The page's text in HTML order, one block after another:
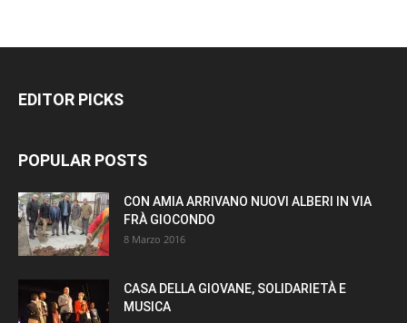
EDITOR PICKS
POPULAR POSTS
CON AMIA ARRIVANO NUOVI ALBERI IN VIA
FRÀ GIOCONDO
8 Marzo 2016
CASA DELLA GIOVANE, SOLIDARIETÀ E
MUSICA